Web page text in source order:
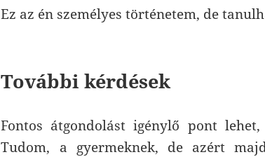
Ez az én személyes történetem, de
További kérdések
Fontos átgondolást igénylő pont
Tudom, a gyermeknek, de azért